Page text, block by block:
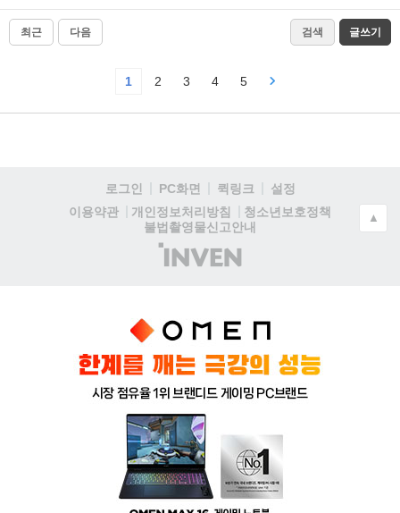
최근 다음 검색 글쓰기
1 2 3 4 5
로그인 PC화면 퀵링크
설정
이용약관
개인정보처리방침
청소년보호정책
불법촬영물신고안내
(주)
인
▲